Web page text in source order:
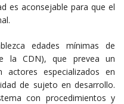
es aconsejable para que el
edades mínimas de
la CDN), que prevea un
actores especializados en
de sujeto en desarrollo.
con procedimientos y